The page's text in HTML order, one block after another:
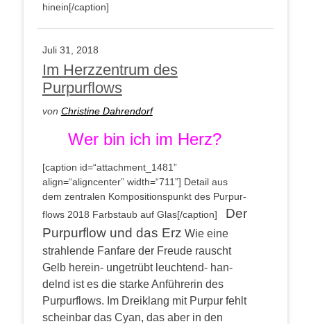
hinein[/caption]
Juli 31, 2018
Im Herzzentrum des
Purpurflows
von Chris­ti­ne Dahrendorf
Wer bin ich im Herz?
[cap­ti­on id=“attachment_1481”
align=“aligncenter” width=“711”] Detail aus
dem zen­tra­len Kom­po­si­ti­ons­punkt des Pur­pur­
flows 2018 Farb­staub auf Glas[/caption] Der
Pur­pur­flow und das Erz Wie eine
strah­len­de Fan­fa­re der Freu­de rauscht
Gelb her­ein- unge­trübt leuch­tend- han­
delnd ist es die star­ke Anfüh­re­rin des
Purpurflows. Im Drei­klang mit Pur­pur fehlt
schein­bar das Cyan, das aber in den